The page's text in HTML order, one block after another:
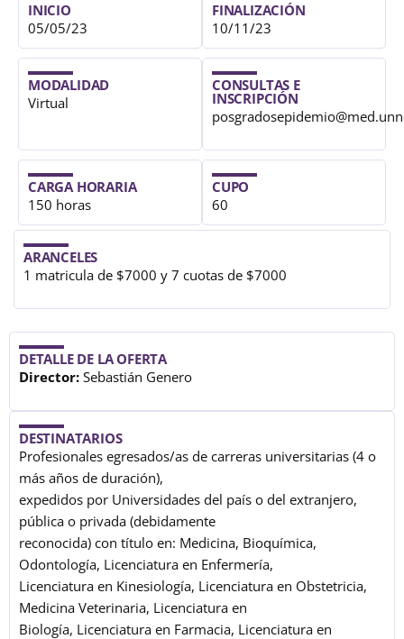
INICIO
05/05/23
FINALIZACIÓN
10/11/23
MODALIDAD
Virtual
CONSULTAS E
INSCRIPCIÓN
CARGA HORARIA
150 horas
CUPO
60
ARANCELES
1 matricula de $7000 y 7 cuotas de $7000
DETALLE DE LA OFERTA
Director: Sebastián Genero
DESTINATARIOS
Profesionales egresados/as de carreras universitarias (4 o
más años de duración),
expedidos por Universidades del país o del extranjero,
pública o privada (debidamente
reconocida) con título en: Medicina, Bioquímica,
Odontología, Licenciatura en Enfermería,
Licenciatura en Kinesiología, Licenciatura en Obstetricia,
Medicina Veterinaria, Licenciatura en
Biología, Licenciatura en Farmacia, Licenciatura en